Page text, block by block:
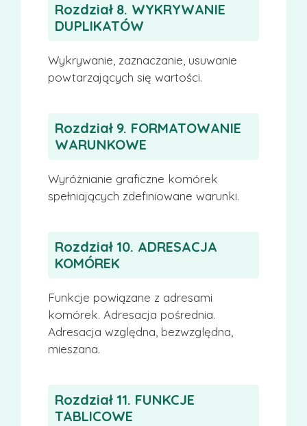
Rozdział 8. WYKRYWANIE
DUPLIKATÓW
Wykrywanie, zaznaczanie, usuwanie
powtarzających się wartości.
Rozdział 9. FORMATOWANIE
WARUNKOWE
Wyróżnianie graficzne komórek
spełniających zdefiniowane warunki.
Rozdział 10. ADRESACJA
KOMÓREK
Funkcje powiązane z adresami
komórek. Adresacja pośrednia.
Adresacja względna, bezwzględna,
mieszana.
Rozdział 11. FUNKCJE
TABLICOWE